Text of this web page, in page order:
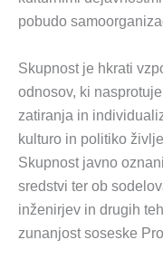
pobudo
Skupnost je hkrati
odnosov, ki
zatiranja in
kulturo in politiko
Skupnost javno
sredstvi ter ob
inženirjev in drugih
zunanjost soseske